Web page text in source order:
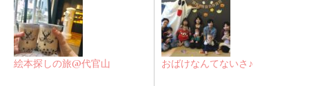
絵本探しの旅@代官山 おばけなんてないさ♪